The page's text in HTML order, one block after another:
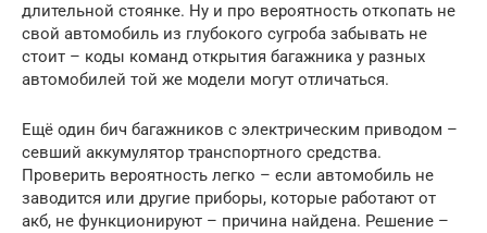
длительной стоянке. Ну и про вероятность откопать не
свой автомобиль из глубокого сугроба забывать не
стоит – коды команд открытия багажника у разных
автомобилей той же модели могут отличаться.
Ещё один бич багажников с электрическим приводом –
севший аккумулятор транспортного средства.
Проверить вероятность легко – если автомобиль не
заводится или другие приборы, которые работают от
акб, не функционируют – причина найдена. Решение –